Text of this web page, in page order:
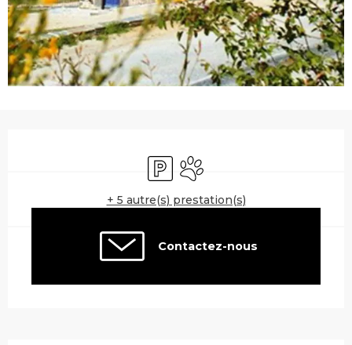
ParkingAnimaux acceptés
+ 5 autre(s) prestation(s)
Contactez-nous